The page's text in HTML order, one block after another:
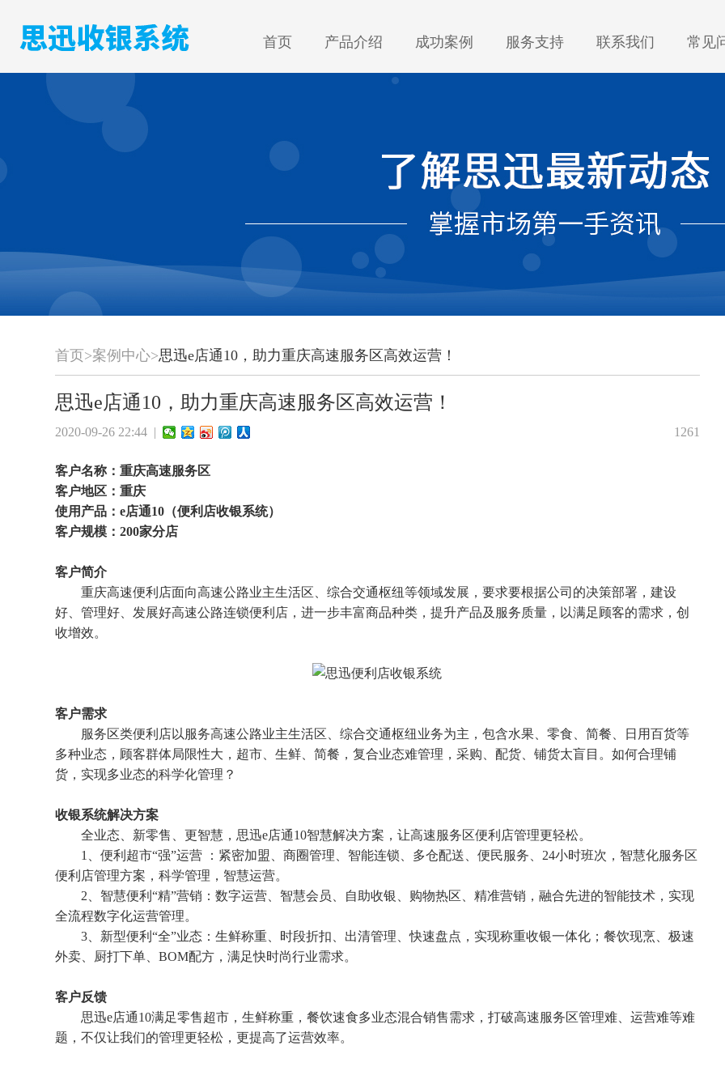
首页 产品介绍 成功案例 服务支持 联系我们 常见
首页>案例中心>​思迅e店通10，助力重庆高速服务区高效运营！
​思迅e店通10，助力重庆高速服务区高效运营！
2020-09-26 22:44 | 1261
客户名称：重庆高速服务区
客户地区：重庆
使用产品：e店通10（便利店收银系统）
客户规模：200家分店
客户简介
重庆高速便利店面向高速公路业主生活区、综合交通枢纽等领域发展，要求要根据公司的决策部署，建设
好、管理好、发展好高速公路连锁便利店，进一步丰富商品种类，提升产品及服务质量，以满足顾客的需求，创
收增效。
客户需求
服务区类便利店以服务高速公路业主生活区、综合交通枢纽业务为主，包含水果、零食、简餐、日用百货等
多种业态，顾客群体局限性大，超市、生鲜、简餐，复合业态难管理，采购、配货、铺货太盲目。如何合理铺
货，实现多业态的科学化管理？
收银系统解决方案
全业态、新零售、更智慧，思迅e店通10智慧解决方案，让高速服务区便利店管理更轻松。
1、便利超市“强”运营 ：紧密加盟、商圈管理、智能连锁、多仓配送、便民服务、24小时班次，智慧化服务区
便利店管理方案，科学管理，智慧运营。
2、智慧便利“精”营销：数字运营、智慧会员、自助收银、购物热区、精准营销，融合先进的智能技术，实现
全流程数字化运营管理。
3、新型便利“全”业态：生鲜称重、时段折扣、出清管理、快速盘点，实现称重收银一体化；餐饮现烹、极速
外卖、厨打下单、BOM配方，满足快时尚行业需求。
客户反馈
思迅e店通10满足零售超市，生鲜称重，餐饮速食多业态混合销售需求，打破高速服务区管理难、运营难等难
题，不仅让我们的管理更轻松，更提高了运营效率。